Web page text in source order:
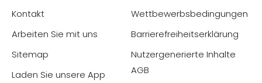
Kontakt
Arbeiten Sie mit uns
Sitemap
Laden Sie unsere App
Wettbewerbsbedingungen
Barrierefreiheitserklärung
Nutzergenerierte Inhalte
AGB